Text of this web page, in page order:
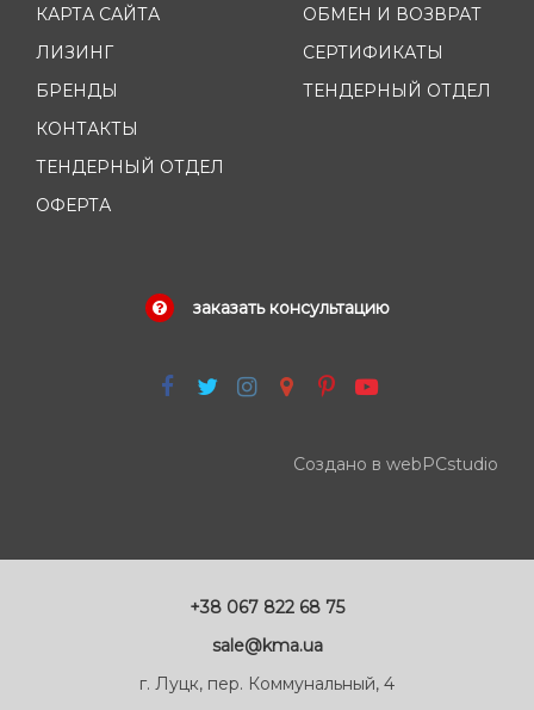
КАРТА САЙТА
ЛИЗИНГ
БРЕНДЫ
КОНТАКТЫ
ТЕНДЕРНЫЙ ОТДЕЛ
ОФЕРТА
ОБМЕН И ВОЗВРАТ
СЕРТИФИКАТЫ
ТЕНДЕРНЫЙ ОТДЕЛ
заказать консультацию
Создано в webPCstudio
+38 067 822 68 75
sale@kma.ua
г. Луцк, пер. Коммунальный, 4